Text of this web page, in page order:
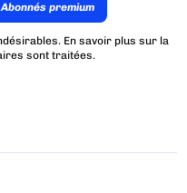
premium
En savoir plus sur la
sont traitées.